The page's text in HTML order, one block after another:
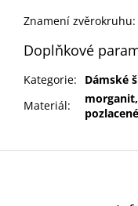
Znamení zvěrokruhu:
Doplňkové
Kategorie:
Dámské
Materiál:
Z